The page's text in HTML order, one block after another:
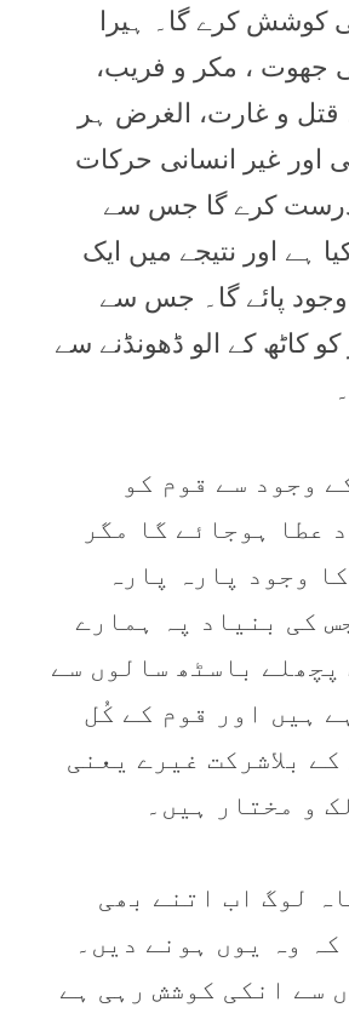
کوشش کرے گا۔ ہیرا
جھوت ، مکر و فریب،
قتل و غارت، الغرض ہر
اور غیر انسانی حرکات
درست کرے گا جس سے
ہے اور نتیجے میں ایک
پائے گا۔ جس سے
کاٹھ کے الو ڈھونڈنے سے
وجود سے قوم کو
عطا ہوجائے گا مگر
وجود پارہ پارہ
کی بنیاد پہ ہمارے
پچھلے باسٹھ سالوں سے
ہیں اور قوم کے کُل
بلاشرکت غیرے یعنی
و مختار ہیں۔
لوگ اب اتنے بھی
کہ وہ یوں ہونے دیں۔
سے انکی کوشش رہی ہے